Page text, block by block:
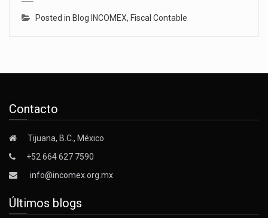
Posted in Blog INCOMEX, Fiscal Contable
Contacto
Tijuana, B.C., México
+52 664 627 7590
info@incomex.org.mx
Últimos blogs